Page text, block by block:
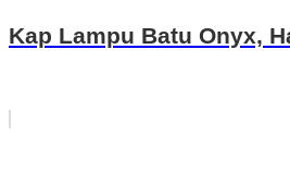
Kap Lampu Batu Onyx,